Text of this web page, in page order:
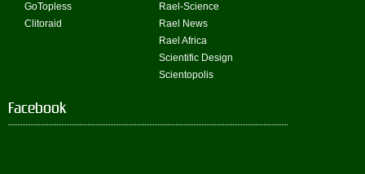
GoTopless
Clitoraid
Rael-Science
Rael News
Rael Africa
Scientific Design
Scientopolis
Facebook